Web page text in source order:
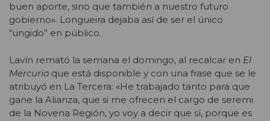
buen aporte, sino que también a nuestro futuro
gobierno». Longueira dejaba así de ser el único
“ungido” en público.
Lavín remató la semana el domingo, al recalcar en El
Mercurio que está disponible y con una frase que se le
atribuyó en La Tercera: «He trabajado tanto para que
gane la Alianza, que si me ofrecen el cargo de seremi
de la Novena Región, yo voy a decir que sí, porque es